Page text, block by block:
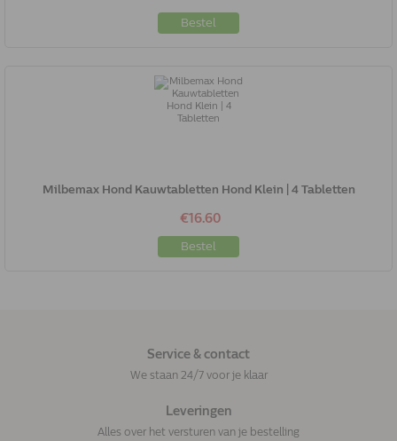
Bestel
Milbemax Hond Kauwtabletten Hond Klein | 4 Tabletten
€16.60
Bestel
Service & contact
We staan 24/7 voor je klaar
Leveringen
Alles over het versturen van je bestelling